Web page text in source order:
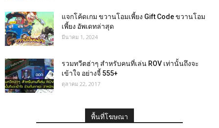
แจกโค้ดเกม ขวานโอมเพี้ยง Gift Code ขวานโอม
เพี้ยง อัพเดทล่าสุด
มีนาคม 1, 2024
รวมทวีตฮ่าๆ สำหรับคนที่เล่น ROV เท่านั้นถึงจะ
เข้าใจ อย่างจี้ 555+
ตุลาคม 22, 2017
พื้นที่โฆษณา